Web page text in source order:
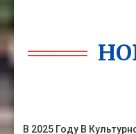
В 2025 Году В